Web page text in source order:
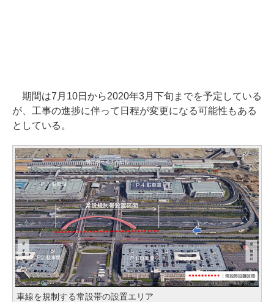
期間は7月10日から2020年3月下旬までを予定している
が、工事の進捗に伴って日程が変更になる可能性もある
としている。
車線を規制する常設帯の設置エリア